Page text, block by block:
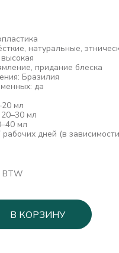
натуральные,
придание блеска
Бразилия
да
мл
мл
мл
рабочих дней (в
BTW
В КОРЗИНУ